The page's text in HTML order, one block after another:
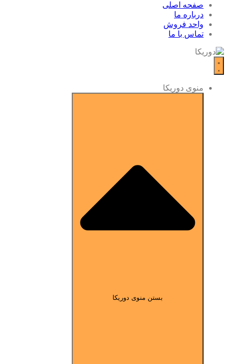
صفحه اصلی
درباره ما
واحد فروش
تماس با ما
منوی دوریکا
بستن منوی دوریکا